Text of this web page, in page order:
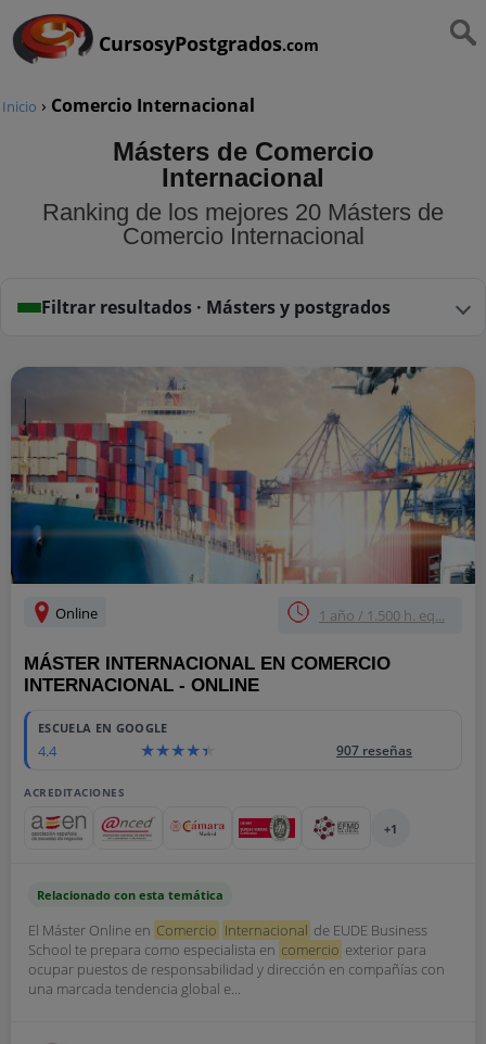
CursosyPostgrados.com
Inicio › Comercio Internacional
Másters de Comercio
Internacional
Ranking de los mejores 20 Másters de
Comercio Internacional
Filtrar resultados · Másters y postgrados
Online 1 año / 1.500 h. eq...
MÁSTER INTERNACIONAL EN COMERCIO
INTERNACIONAL - ONLINE
ESCUELA EN GOOGLE
4.4 907 reseñas
ACREDITACIONES
+1
Relacionado con esta temática
El Máster Online en Comercio Internacional de EUDE Business
School te prepara como especialista en comercio exterior para
ocupar puestos de responsabilidad y dirección en compañías con
una marcada tendencia global e...